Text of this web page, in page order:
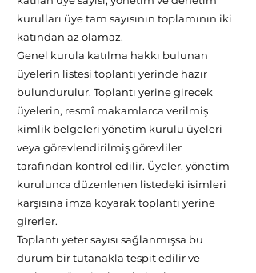
kurulları üye tam sayısının toplamının iki
katından az olamaz.
Genel kurula katılma hakkı bulunan
üyelerin listesi toplantı yerinde hazır
bulundurulur. Toplantı yerine girecek
üyelerin, resmî makamlarca verilmiş
kimlik belgeleri yönetim kurulu üyeleri
veya görevlendirilmiş görevliler
tarafından kontrol edilir. Üyeler, yönetim
kurulunca düzenlenen listedeki isimleri
karşısına imza koyarak toplantı yerine
girerler.
Toplantı yeter sayısı sağlanmışsa bu
durum bir tutanakla tespit edilir ve